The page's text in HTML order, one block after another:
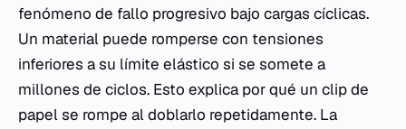
fenómeno de fallo progresivo bajo cargas cíclicas.
Un material puede romperse con tensiones
inferiores a su límite elástico si se somete a
millones de ciclos. Esto explica por qué un clip de
papel se rompe al doblarlo repetidamente. La